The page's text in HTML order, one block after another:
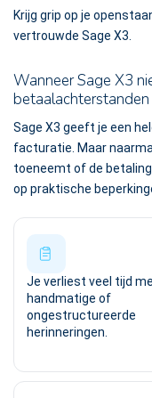
Krijg grip op je
vertrouwde Sage X3.
Wanneer Sage X3
Sage X3 geeft je een
facturatie. Maar
toeneemt of de
op praktische
Je verliest veel tijd
handmatige of
ongestructureerde
herinneringen.